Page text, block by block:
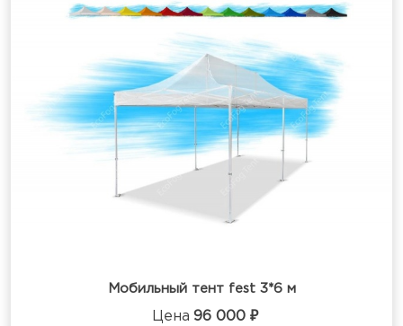
Мобильный тент fest 3*6 м
Цена 96 000 ₽